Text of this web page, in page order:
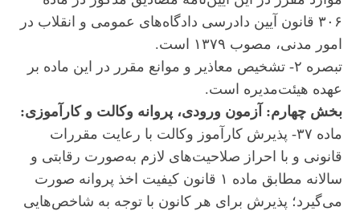
۳۰۶ قانون آیین دادرسی دادگاه‌های عمومی و انقلاب در
امور مدنی، مصوب ۱۳۷۹ است.
تبصره ۲- تشخیص معاذیر و موانع مقرر در این ماده بر
عهده هیئت‌مدیره است.
بخش چهارم: آزمون ورودی، پروانه وکالت و کارآموزی:
ماده ۳۷- پذیرش کارآموز وکالت با رعایت مقررات
قانونی و با احراز صلاحیت‌های لازم به‌صورت رقابتی و
سالانه مطابق ماده ۱ قانون کیفیت اخذ پروانه صورت
می‌گیرد؛ پذیرش برای هر کانون با توجه به شاخص‌هایی